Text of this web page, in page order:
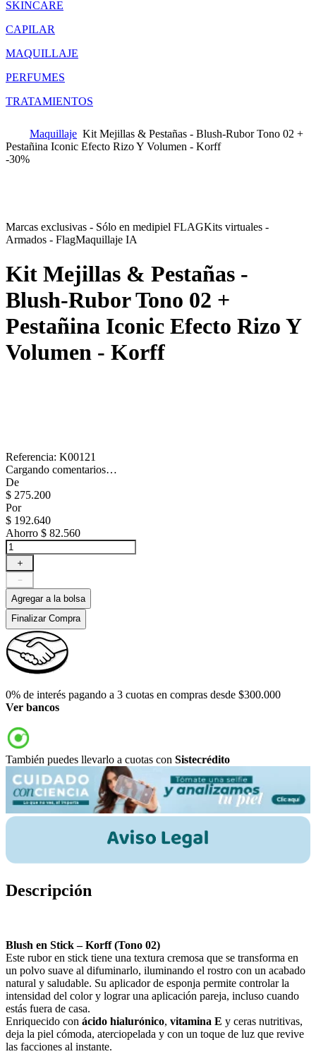
SKINCARE
CAPILAR
MAQUILLAJE
PERFUMES
TRATAMIENTOS
Maquillaje Kit Mejillas & Pestañas - Blush-Rubor Tono 02 +
Pestañina Iconic Efecto Rizo Y Volumen - Korff
-30%
Marcas exclusivas - Sólo en medipiel FLAGKits virtuales -
Armados - FlagMaquillaje IA
Kit Mejillas & Pestañas -
Blush-Rubor Tono 02 +
Pestañina Iconic Efecto Rizo Y
Volumen - Korff
Referencia: K00121
Cargando comentarios…
De
$ 275.200
Por
$ 192.640
Ahorro $ 82.560
＋
－
Agregar a la bolsa
Finalizar Compra
0% de interés pagando a 3 cuotas en compras desde $300.000
Ver bancos
También puedes llevarlo a cuotas con Sistecrédito
Descripción
Blush en Stick – Korff (Tono 02)
Este rubor en stick tiene una textura cremosa que se transforma en
un polvo suave al difuminarlo, iluminando el rostro con un acabado
natural y saludable. Su aplicador de esponja permite controlar la
intensidad del color y lograr una aplicación pareja, incluso cuando
estás fuera de casa.
Enriquecido con ácido hialurónico, vitamina E y ceras nutritivas,
deja la piel cómoda, aterciopelada y con un toque de luz que revive
las facciones al instante.